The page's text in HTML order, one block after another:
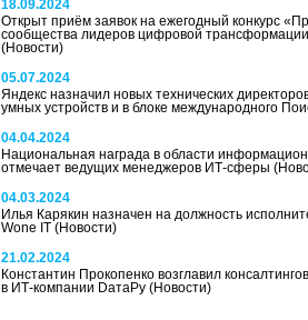
18.09.2024
Открыт приём заявок на ежегодный конкурс
сообщества лидеров цифровой
(Новости)
05.07.2024
Яндекс назначил новых технических
умных устройств и в блоке международного
04.04.2024
Национальная награда в области
отмечает ведущих менеджеров ИТ-сферы
04.03.2024
Илья Карякин назначен на должность
Wone IT (Новости)
21.02.2024
Константин Прокопенко возглавил
в ИТ-компании DатаРу (Новости)